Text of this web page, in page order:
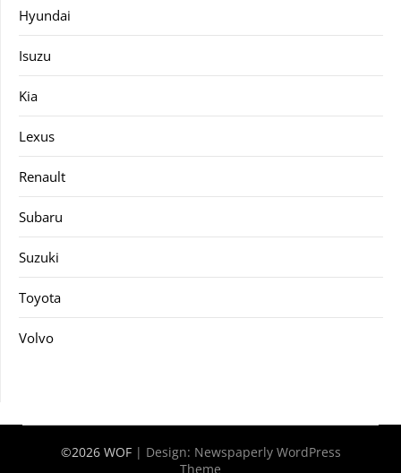
Hyundai
Isuzu
Kia
Lexus
Renault
Subaru
Suzuki
Toyota
Volvo
©2026 WOF | Design: Newspaperly WordPress
Theme